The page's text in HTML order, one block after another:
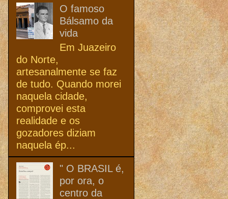
O famoso
Bálsamo da
vida
Em Juazeiro
do Norte,
artesanalmente se faz
de tudo. Quando morei
naquela cidade,
comprovei esta
realidade e os
gozadores diziam
naquela ép...
" O BRASIL é,
por ora, o
centro da